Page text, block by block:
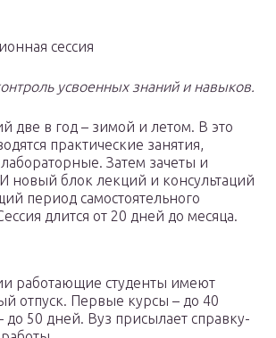
сессия
усвоенных знаний и навыков.
две в год – зимой и летом. В это
практические занятия,
Затем зачеты и
новый блок лекций и консультаций
период самостоятельного
длится от 20 дней до месяца.
работающие студенты имеют
отпуск. Первые курсы – до 40
до 50 дней. Вуз присылает справку-